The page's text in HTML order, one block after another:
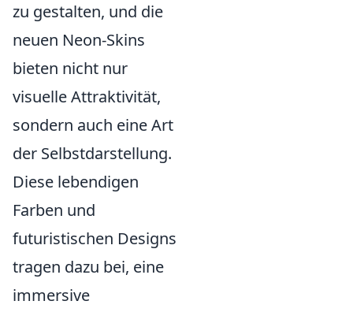
zu gestalten, und die
neuen Neon-Skins
bieten nicht nur
visuelle Attraktivität,
sondern auch eine Art
der Selbstdarstellung.
Diese lebendigen
Farben und
futuristischen Designs
tragen dazu bei, eine
immersive